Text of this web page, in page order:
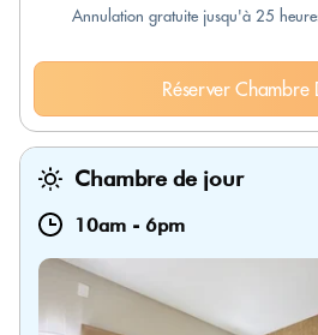
Annulation gratuite jusqu'à 25
Réserver Chambre
Chambre de jour
10am - 6pm